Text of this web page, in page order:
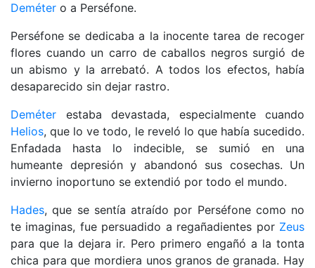
Deméter o a Perséfone.
Perséfone se dedicaba a la inocente tarea de recoger
flores cuando un carro de caballos negros surgió de
un abismo y la arrebató. A todos los efectos, había
desaparecido sin dejar rastro.
Deméter estaba devastada, especialmente cuando
Helios, que lo ve todo, le reveló lo que había sucedido.
Enfadada hasta lo indecible, se sumió en una
humeante depresión y abandonó sus cosechas. Un
invierno inoportuno se extendió por todo el mundo.
Hades, que se sentía atraído por Perséfone como no
te imaginas, fue persuadido a regañadientes por Zeus
para que la dejara ir. Pero primero engañó a la tonta
chica para que mordiera unos granos de granada. Hay